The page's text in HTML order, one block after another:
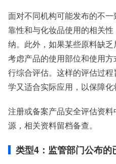
面对不同机构可能发布的不
靠性和与化妆品使用的相关
纳。此外，如果某些原料缺
考虑产品的使用部位和使用
行综合评估。这样的评估过
学又适合实际应用，以保障化
注册或备案产品安全评估资
源，相关资料留档备查。
类型4：监管部门公布